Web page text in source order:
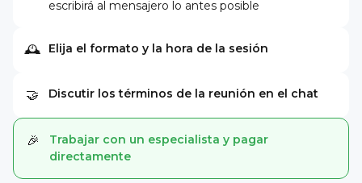
escribirá al mensajero lo antes posible
🕰 Elija el formato y la hora de la sesión
🤝 Discutir los términos de la reunión en el chat
🎉
Trabajar con un especialista y pagar
directamente